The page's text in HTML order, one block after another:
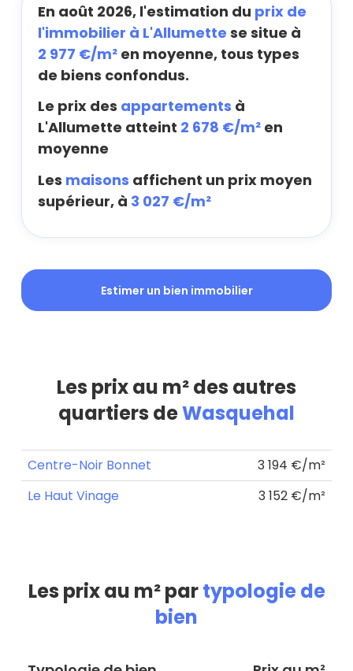
En août 2026, l'estimation du prix de
l'immobilier à L'Allumette se situe à
2 977 €/m² en moyenne, tous types
de biens confondus.
Le prix des appartements à
L'Allumette atteint 2 678 €/m² en
moyenne
Les maisons affichent un prix moyen
supérieur, à 3 027 €/m²
Estimer un bien immobilier
Les prix au m² des autres
quartiers deWasquehal
Centre-Noir Bonnet
3 194 €/m²
Le Haut Vinage
3 152 €/m²
Les prix au m² partypologie de
bien